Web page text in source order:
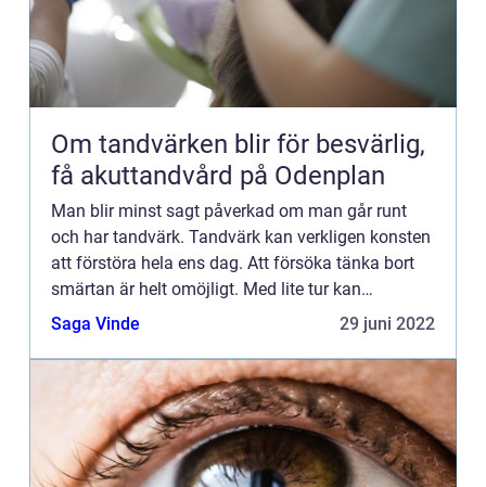
Om tandvärken blir för besvärlig,
få akuttandvård på Odenplan
Man blir minst sagt påverkad om man går runt
och har tandvärk. Tandvärk kan verkligen konsten
att förstöra hela ens dag. Att försöka tänka bort
smärtan är helt omöjligt. Med lite tur kan
smärtstillandet stilla smärtan ett litet tag, men
Saga Vinde 29 juni 2022